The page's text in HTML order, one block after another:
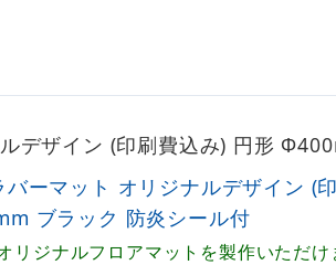
デザイン (印刷費込み) 円形
バーマット オリジナルデザイン (
ブラック 防炎シール付
リジナルフロアマットを製作いただけ